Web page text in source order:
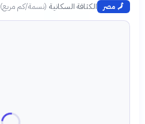
🗾 مصر الكثافة السكانية (نسمة/كم مربع)